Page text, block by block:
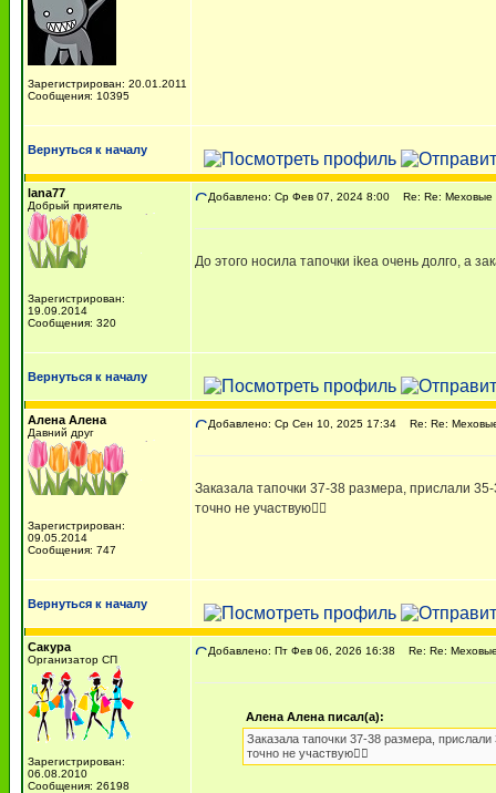
Зарегистрирован: 20.01.2011
Сообщения: 10395
Вернуться к началу
lana77
Добрый приятель
Зарегистрирован:
19.09.2014
Сообщения: 320
Добавлено: Ср Фев 07, 2024 8:00 Re: Re: Меховые
До этого носила тапочки ikea очень долго, а
Вернуться к началу
Алена Алена
Давний друг
Зарегистрирован:
09.05.2014
Сообщения: 747
Добавлено: Ср Сен 10, 2025 17:34 Re: Re:
Заказала тапочки 37-38 размера, прислали
точно не участвую🤷‍♀️
Вернуться к началу
Сакура
Организатор СП
Зарегистрирован:
06.08.2010
Сообщения: 26198
Добавлено: Пт Фев 06, 2026 16:38 Re: Re:
Алена Алена писал(а):
Заказала тапочки 37-38 размера,
точно не участвую🤷‍♀️